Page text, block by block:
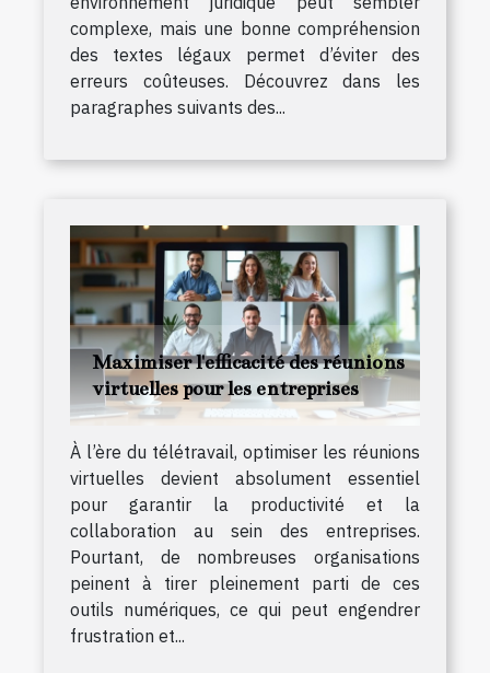
complexe, mais une bonne compréhension
des textes légaux permet d’éviter des
erreurs coûteuses. Découvrez dans les
paragraphes suivants des...
Maximiser l'efficacité des réunions
virtuelles pour les entreprises
À l’ère du télétravail, optimiser les réunions
virtuelles devient absolument essentiel
pour garantir la productivité et la
collaboration au sein des entreprises.
Pourtant, de nombreuses organisations
peinent à tirer pleinement parti de ces
outils numériques, ce qui peut engendrer
frustration et...